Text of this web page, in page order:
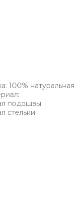
100% натуральная
подошвы:
стельки: